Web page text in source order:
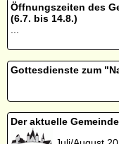
Öffnungszeiten des
(6.7. bis 14.8.)
Gottesdienste zum
Der aktuelle